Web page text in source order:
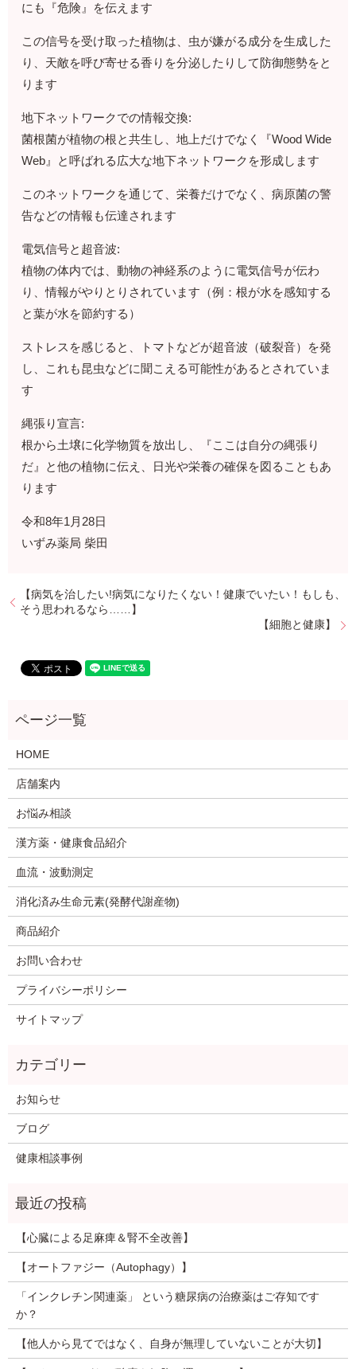
にも『危険』を伝えます
この信号を受け取った植物は、虫が嫌がる成分を生成した
り、天敵を呼び寄せる香りを分泌したりして防御態勢をと
ります
地下ネットワークでの情報交換:
菌根菌が植物の根と共生し、地上だけでなく『Wood Wide
Web』と呼ばれる広大な地下ネットワークを形成します
このネットワークを通じて、栄養だけでなく、病原菌の警
告などの情報も伝達されます
電気信号と超音波:
植物の体内では、動物の神経系のように電気信号が伝わ
り、情報がやりとりされています（例：根が水を感知する
と葉が水を節約する）
ストレスを感じると、トマトなどが超音波（破裂音）を発
し、これも昆虫などに聞こえる可能性があるとされていま
す
縄張り宣言:
根から土壌に化学物質を放出し、『ここは自分の縄張り
だ』と他の植物に伝え、日光や栄養の確保を図ることもあ
ります
令和8年1月28日
いずみ薬局 柴田
【病気を治したい!病気になりたくない！健康でいたい！もしも、
そう思われるなら……】
【細胞と健康】
HOME
店舗案内
お悩み相談
漢方薬・健康食品紹介
血流・波動測定
消化済み生命元素(発酵代謝産物)
商品紹介
お問い合わせ
プライバシーポリシー
サイトマップ
お知らせ
ブログ
健康相談事例
【心臓による足麻痺＆腎不全改善】
【オートファジー（Autophagy）】
「インクレチン関連薬」 という糖尿病の治療薬はご存知です
か？
【他人から見てではなく、自身が無理していないことが大切】